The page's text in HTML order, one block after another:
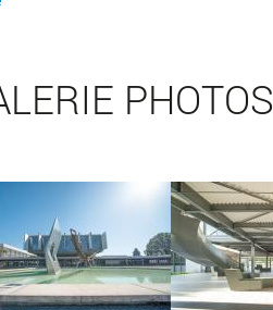
PHOTOS